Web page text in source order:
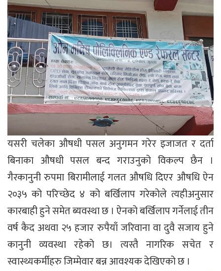
यसरी चलेका औषधी पसल अनुगमन गरेर इजाजत र दर्ता
बिनाका औषधी पसल बन्द गराउनुको विकल्प छैन ।
गैरकानुनी रुपमा बिरामीलाई गलत औषधि दिएर औषधि ऐन
२०३५ को परिच्छेद ४ को बर्खिलाप गरेकोले त्यहीअनुसार
कारबाही हुने समेत ब्यवस्था छ । ऐनको बर्खिलाप गर्नेलाई तीन
वर्ष कैद अथवा २५ हजार रुपैयाँ जरिवाना वा दुवै सजाय हुने
कानुनी व्यवस्था रहेको छ। त्यस्तै नागरिक सचेत र
स्वास्थ्यकर्मीहरु जिम्मेवार बन्न आवश्यक देखिएको छ ।